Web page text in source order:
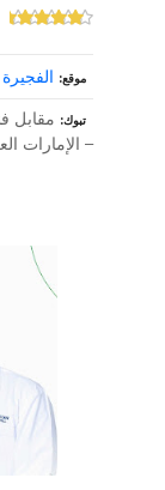
موقع الفجيرة
تبوك
مقابل
– الإمارات